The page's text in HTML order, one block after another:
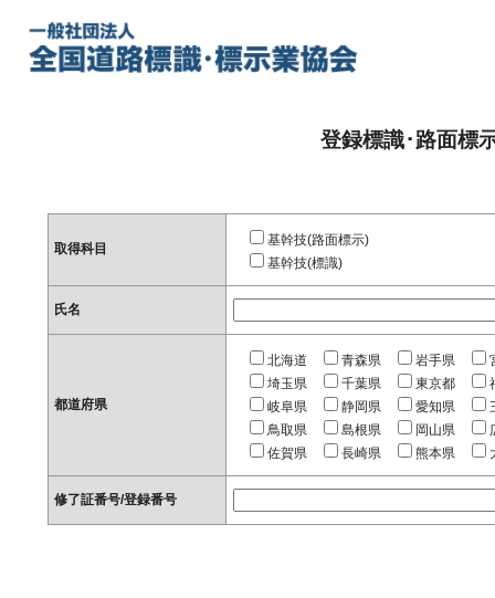
登録標識･路面標
取得科目
基幹技(路面標示)
基幹技(標識)
氏名
都道府県
北海道 青森県 岩手県
埼玉県
千葉県 東京都
岐阜県
静岡県 愛知県
鳥取県
島根県 岡山県
佐賀県
長崎県 熊本県
修了証番号/登録番号